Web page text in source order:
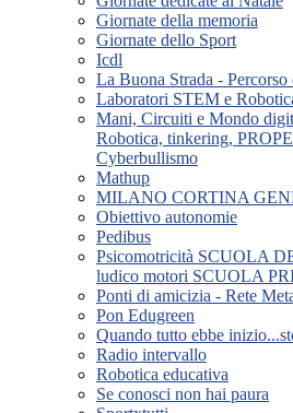
Giornate della memoria
Giornate dello Sport
Icdl
La Buona Strada - Percorso
Laboratori STEM e
Mani, Circuiti e Mondo
Robotica, tinkering,
Cyberbullismo
Mathup
MILANO CORTINA
Obiettivo autonomie
Pedibus
Psicomotricità SCUOLA
ludico motori SCUOLA
Ponti di amicizia - Rete
Pon Edugreen
Quando tutto ebbe
Radio intervallo
Robotica educativa
Se conosci non hai paura